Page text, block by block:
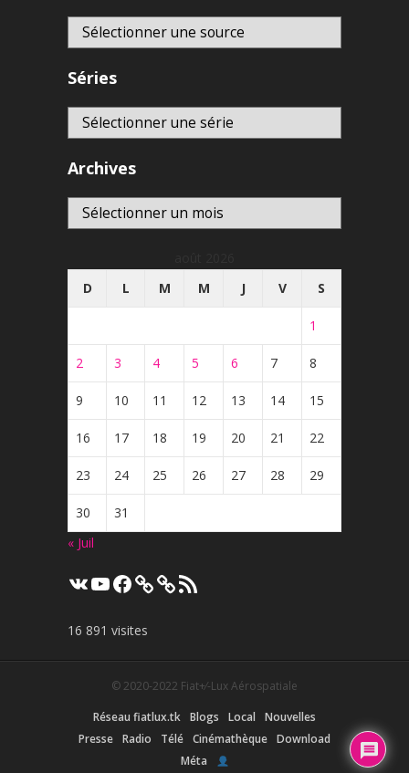
Séries
Archives
Archives
D
L M M J V S
1
2 3 4 5 6 7 8
9 10 11 12 13 14 15
16 17 18 19 20 21 22
23 24 25 26 27 28 29
30
31
« Juil
VK YouTube
Facebook Flux
RSS
16 891 visites
© 2020-2022 Fiat+⁄-Lux Aérospatiale
Réseau fiatlux.tk Blogs Local
Nouvelles
Presse Radio Télé Cinémathèque Download
Méta